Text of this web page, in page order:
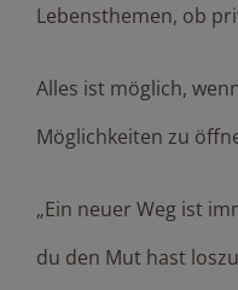
Lebensthemen, ob
Alles ist möglich,
Möglichkeiten zu
„Ein neuer Weg ist
du den Mut hast